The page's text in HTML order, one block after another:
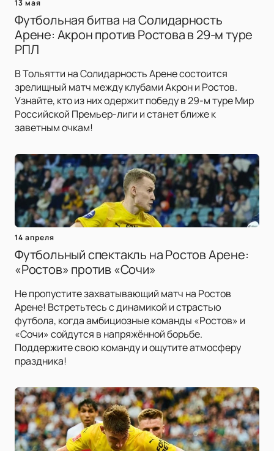
13 мая
Футбольная битва на Солидарность
Арене: Акрон против Ростова в 29-м туре
РПЛ
В Тольятти на Солидарность Арене состоится
зрелищный матч между клубами Акрон и Ростов.
Узнайте, кто из них одержит победу в 29-м туре Мир
Российской Премьер-лиги и станет ближе к
заветным очкам!
14 апреля
Футбольный спектакль на Ростов Арене:
«Ростов» против «Сочи»
Не пропустите захватывающий матч на Ростов
Арене! Встретьтесь с динамикой и страстью
футбола, когда амбициозные команды «Ростов» и
«Сочи» сойдутся в напряжённой борьбе.
Поддержите свою команду и ощутите атмосферу
праздника!